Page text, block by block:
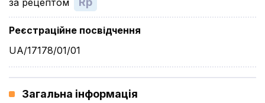
за рецептом
Реєстраційне посвідчення
UA/17178/01/01
Загальна інформація